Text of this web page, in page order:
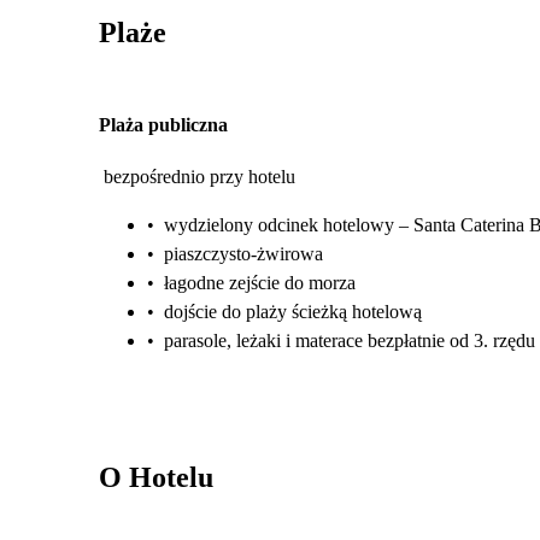
Plaże
Plaża publiczna
bezpośrednio przy hotelu
• wydzielony odcinek hotelowy – Santa Caterina
• piaszczysto-żwirowa
• łagodne zejście do morza
• dojście do plaży ścieżką hotelową
• parasole, leżaki i materace bezpłatnie od 3. rzędu
O Hotelu